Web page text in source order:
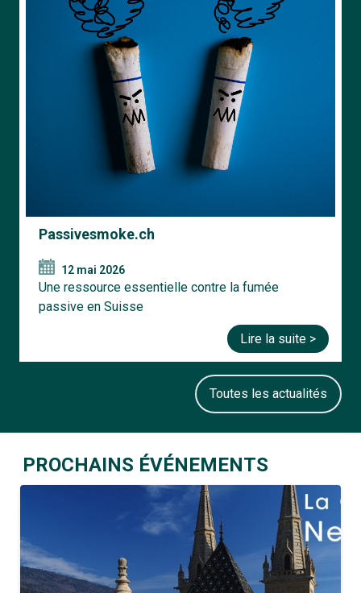
Passivesmoke.ch
12 mai 2026
Une ressource essentielle contre la fumée
passive en Suisse
Lire la suite >
Toutes les actualités
PROCHAINS ÉVÉNEMENTS